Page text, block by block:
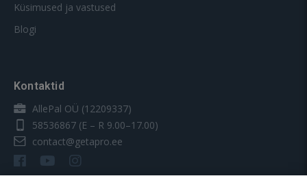
Küsimused ja vastused
Blogi
Kontaktid
AllePal OÜ (12209337)
58536867 (E – R 9.00–17.00)
contact@getapro.ee